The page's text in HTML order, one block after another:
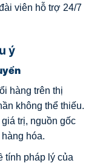
viên hỗ trợ 24/7
ý
hàng trên thị
không thể thiếu.
trị, nguồn gốc
hóa.
tính pháp lý của